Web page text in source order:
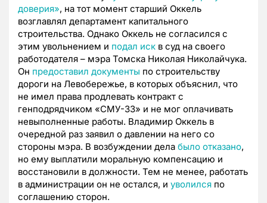
доверия», на тот момент старший Оккель
возглавлял департамент капитального
строительства. Однако Оккель не согласился с
этим увольнением и подал иск в суд на своего
работодателя – мэра Томска Николая Николайчука.
Он предоставил документы по строительству
дороги на Левобережье, в которых объяснил, что
не имел права продлевать контракт с
генподрядчиком «СМУ-33» и не мог оплачивать
невыполненные работы. Владимир Оккель в
очередной раз заявил о давлении на него со
стороны мэра. В возбуждении дела было отказано,
но ему выплатили моральную компенсацию и
восстановили в должности. Тем не менее, работать
в администрации он не остался, и уволился по
соглашению сторон.